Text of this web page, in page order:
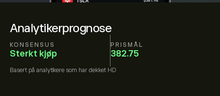
Analytikerprognose
KONSENSUS
Sterkt kjøp
PRISMÅL
382.75
Basert på analytikere som har dekket HD